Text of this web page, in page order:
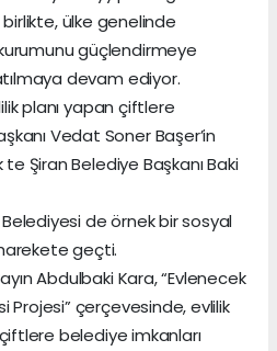
birlikte, ülke genelinde
güçlendirmeye
devam ediyor.
planı yapan çiftlere
Vedat Soner Başer’in
Şiran Belediye Başkanı Baki
Belediyesi de örnek bir sosyal
geçti.
Abdulbaki Kara, “Evlenecek
Projesi” çerçevesinde, evlilik
belediye imkanları